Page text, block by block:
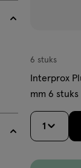
6 stuks
Interprox
mm 6 stuks
1